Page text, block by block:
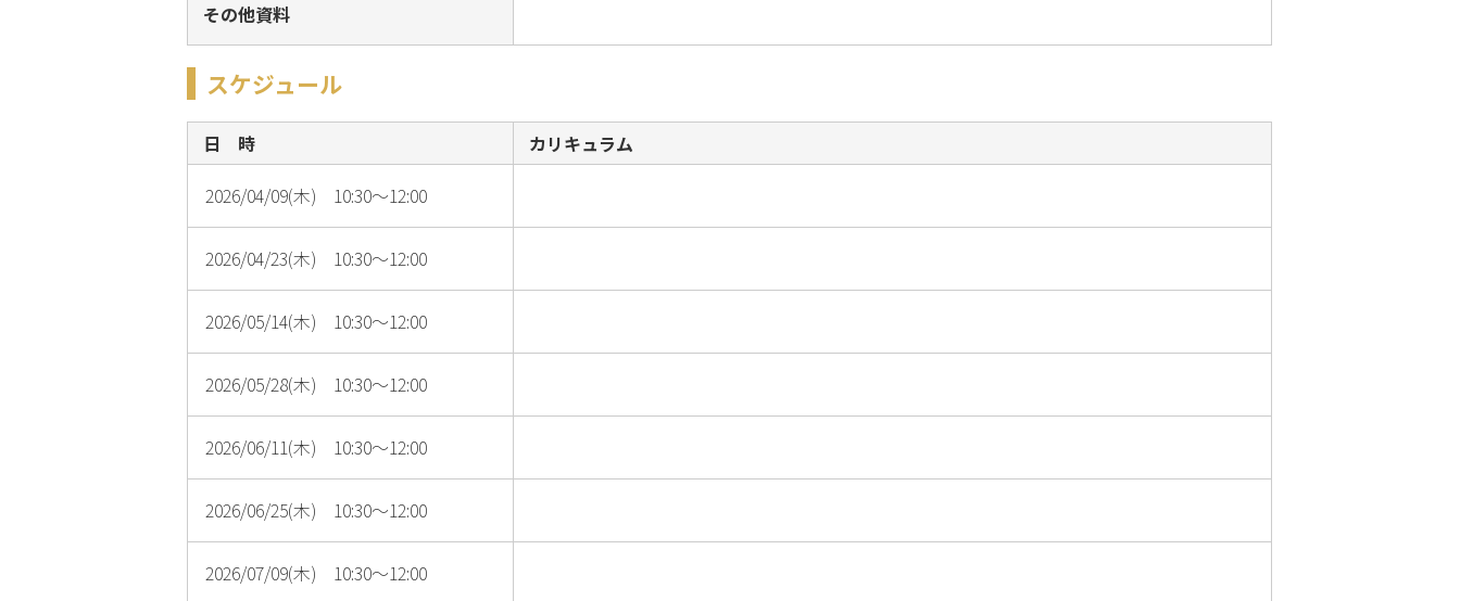
その他資料
スケジュール
日 時
カリキュラム
2026/04/09(木) 10:30～12:00
2026/04/23(木) 10:30～12:00
2026/05/14(木) 10:30～12:00
2026/05/28(木) 10:30～12:00
2026/06/11(木) 10:30～12:00
2026/06/25(木) 10:30～12:00
2026/07/09(木) 10:30～12:00